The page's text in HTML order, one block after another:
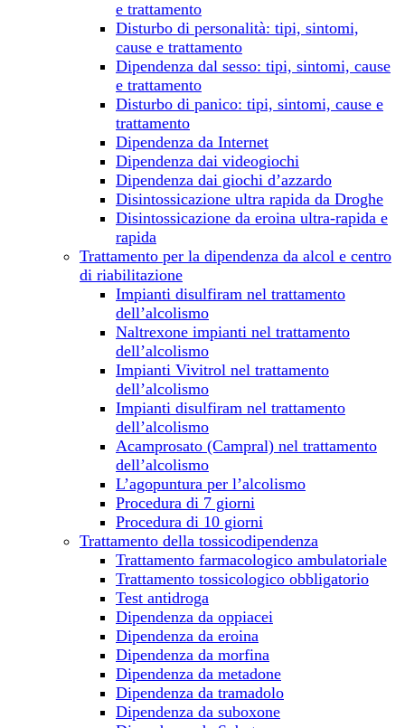
e trattamento
Disturbo di personalità: tipi, sintomi,
cause e trattamento
Dipendenza dal sesso: tipi, sintomi, cause
e trattamento
Disturbo di panico: tipi, sintomi, cause e
trattamento
Dipendenza da Internet
Dipendenza dai videogiochi
Dipendenza dai giochi d’azzardo
Disintossicazione ultra rapida da Droghe
Disintossicazione da eroina ultra-rapida e
rapida
Trattamento per la dipendenza da alcol e centro
di riabilitazione
Impianti disulfiram nel trattamento
dell’alcolismo
Naltrexone impianti nel trattamento
dell’alcolismo
Impianti Vivitrol nel trattamento
dell’alcolismo
Impianti disulfiram nel trattamento
dell’alcolismo
Acamprosato (Campral) nel trattamento
dell’alcolismo
L’agopuntura per l’alcolismo
Procedura di 7 giorni
Procedura di 10 giorni
Trattamento della tossicodipendenza
Trattamento farmacologico ambulatoriale
Trattamento tossicologico obbligatorio
Test antidroga
Dipendenza da oppiacei
Dipendenza da eroina
Dipendenza da morfina
Dipendenza da metadone
Dipendenza da tramadolo
Dipendenza da suboxone